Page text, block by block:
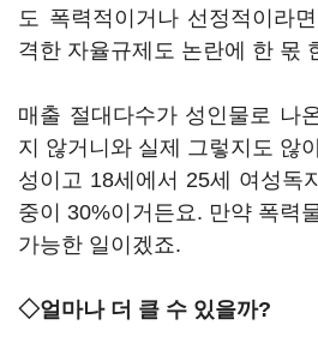
도 폭력적이거나 선정적이라
격한 자율규제도 논란에 한 몫
매출 절대다수가 성인물로 나
지 않거니와 실제 그렇지도 않
성이고 18세에서 25세 여성독
중이 30%이거든요. 만약 폭력
가능한 일이겠죠.
◇얼마나 더 클 수 있을까?